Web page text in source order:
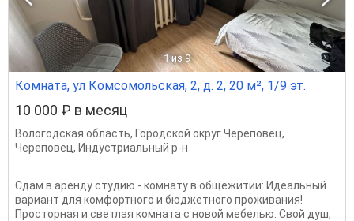
1 из 9
Комната, ул Комсомольская, 2, д. 2, 20 м², 1/9 эт.
10 000 ₽ в месяц
Вологодская область, Городской округ Череповец,
Череповец, Индустриальный р-н
Сдам в аренду студию - комнату в общежитии: Идеальный
вариант для комфортного и бюджетного проживания!
Просторная и светлая комната с новой мебелью. Свой душ,